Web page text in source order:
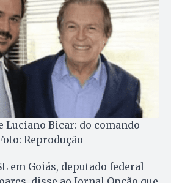
Luciano Bicar: do comando
Reprodução
em Goiás, deputado federal